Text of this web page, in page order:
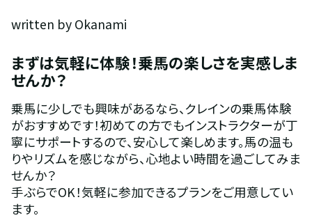
written by Okanami
まずは気軽に体験！乗馬の楽しさを実感しま
せんか？
乗馬に少しでも興味があるなら、クレインの乗馬体験
がおすすめです！初めての方でもインストラクターが丁
寧にサポートするので、安心して楽しめます。馬の温も
りやリズムを感じながら、心地よい時間を過ごしてみま
せんか？
手ぶらでOK！気軽に参加できるプランをご用意してい
ます。